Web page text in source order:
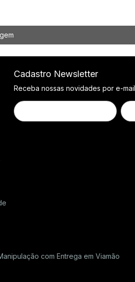
Cadastro Newsletter
Receba nossas novidades por e-mail
com Entrega em Viamão